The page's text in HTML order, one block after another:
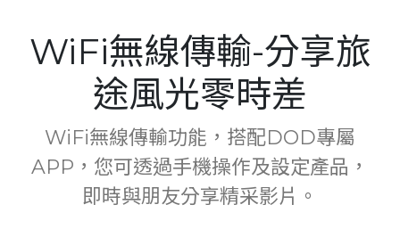
WiFi無線傳輸-分享旅
途風光零時差
WiFi無線傳輸功能，搭配DOD專屬
APP，您可透過手機操作及設定產品，
即時與朋友分享精采影片。